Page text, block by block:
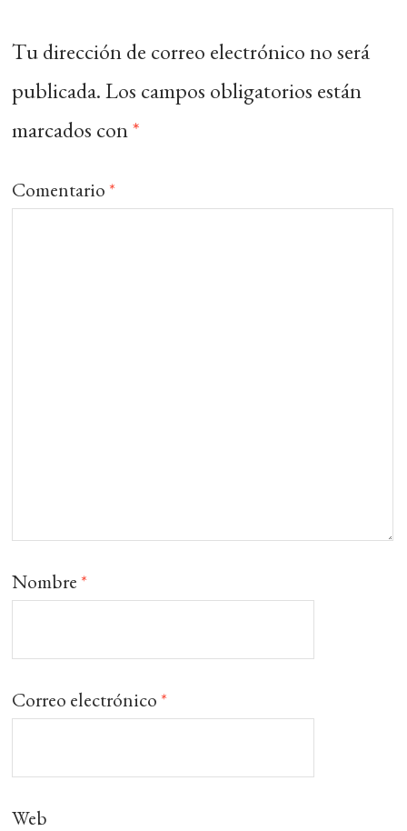
Tu dirección de correo electrónico no será
publicada. Los campos obligatorios están
marcados con*
Comentario *
Nombre *
Correo electrónico *
Web